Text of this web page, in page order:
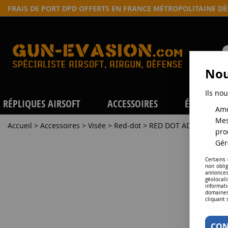
FRAIS DE PORT DPD OFFERTS EN FRANCE MÉTROPOLITAINE
RÉPLIQUES AIRSOFT ACCESSOIRES
Accueil > Accessoires > Visée > Red-dot > RED DOT ADVANCED
Ils
Certains
non
cliquant